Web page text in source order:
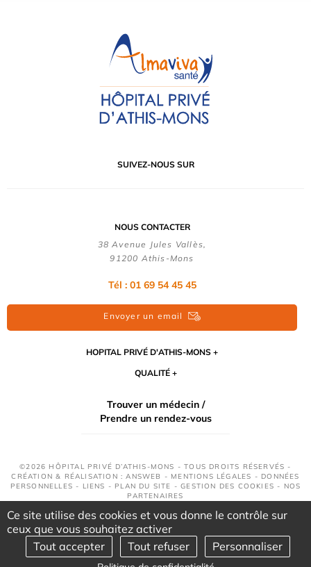
SUIVEZ-NOUS SUR
NOUS CONTACTER
38 Avenue Jules Vallès,
91200 Athis-Mons
Tél : 01 69 54 45 45
Envoyer un email
HOPITAL PRIVÉ D'ATHIS-MONS
QUALITÉ
Trouver un médecin /
Prendre un rendez-vous
©2026 HÔPITAL PRIVÉ D’ATHIS-MONS - TOUS DROITS RÉSERVÉS -
CRÉATION & RÉALISATION : ANSWEB - MENTIONS LÉGALES - DONNÉES
PERSONNELLES - LIENS - PLAN DU SITE -GESTION DES COOKIES - NOS
PARTENAIRES
Ce site utilise des cookies et vous donne le contrôle sur
ceux que vous souhaitez activer
Tout accepter
Tout refuser Personnaliser